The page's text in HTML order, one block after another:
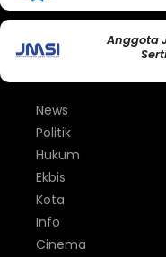
Anggota
News
Politik
Hukum
Ekbis
Kota
Info
Cinema